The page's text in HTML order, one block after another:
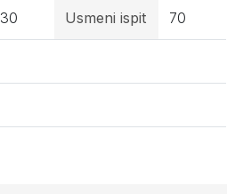
30 Usmeni ispit 70